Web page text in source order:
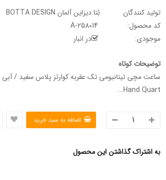
تولید کنندگان
بُتا دیزاین آلمان BOTTA DESIGN
کد محصول:
موجودی:
در انبار
توضیحات کوتاه
Hand Quart...
به اشتراک گذاشتن این محصول